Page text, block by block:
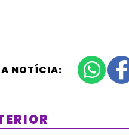
NOTÍCIA: